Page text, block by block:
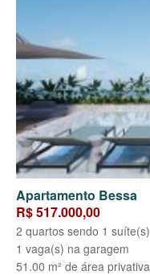
Apartamento Bessa
R$ 517.000,00
2 quartos sendo 1 suíte(s)
1 vaga(s) na garagem
51.00 m² de área privativa